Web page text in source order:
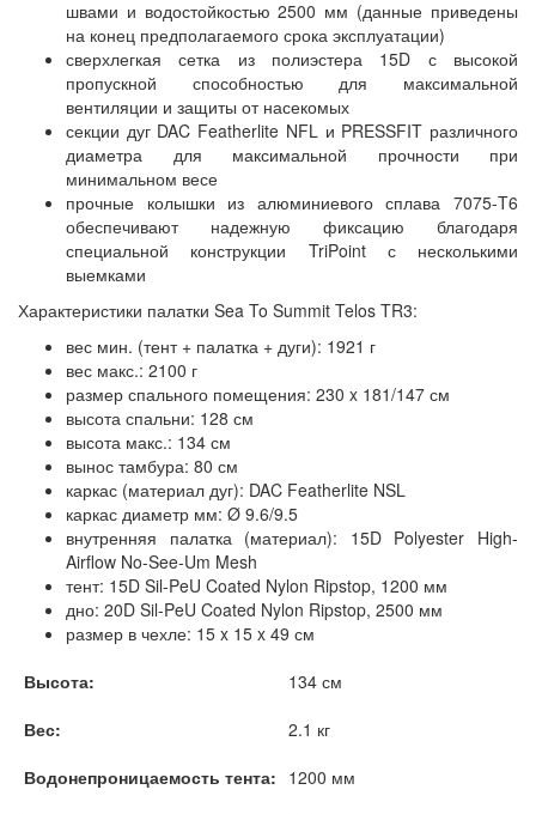
швами и водостойкостью 2500 мм (данные приведены
на конец предполагаемого срока эксплуатации)
сверхлегкая сетка из полиэстера 15D с высокой
пропускной способностью для максимальной
вентиляции и защиты от насекомых
секции дуг DAC Featherlite NFL и PRESSFIT различного
диаметра для максимальной прочности при
минимальном весе
прочные колышки из алюминиевого сплава 7075-T6
обеспечивают надежную фиксацию благодаря
специальной конструкции TriPoint с несколькими
выемками
Характеристики палатки Sea To Summit Telos TR3:
вес мин. (тент + палатка + дуги): 1921 г
вес макс.: 2100 г
размер спального помещения: 230 x 181/147 см
высота спальни: 128 см
высота макс.: 134 см
вынос тамбура: 80 см
каркас (материал дуг): DAC Featherlite NSL
каркас диаметр мм: Ø 9.6/9.5
внутренняя палатка (материал): 15D Polyester High-
Airflow No-See-Um Mesh
тент: 15D Sil-PeU Coated Nylon Ripstop, 1200 мм
дно: 20D Sil-PeU Coated Nylon Ripstop, 2500 мм
размер в чехле: 15 x 15 x 49 см
Высота:
134 см
Вес:
2.1 кг
Водонепроницаемость тента: 1200 мм